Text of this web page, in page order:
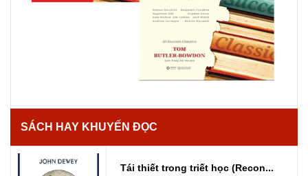
SÁCH HAY KHUYẾN ĐỌC
Tái thiết trong triết học (Recon...